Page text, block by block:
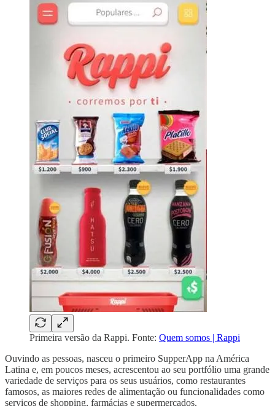
Primeira versão da Rappi. Fonte: Quem somos | Rappi
Ouvindo as pessoas, nasceu o primeiro SupperApp na América
Latina e, em poucos meses, acrescentou ao seu portfólio uma grande
variedade de serviços para os seus usuários, como restaurantes
famosos, as maiores redes de alimentação ou funcionalidades como
serviços de shopping, farmácias e supermercados.